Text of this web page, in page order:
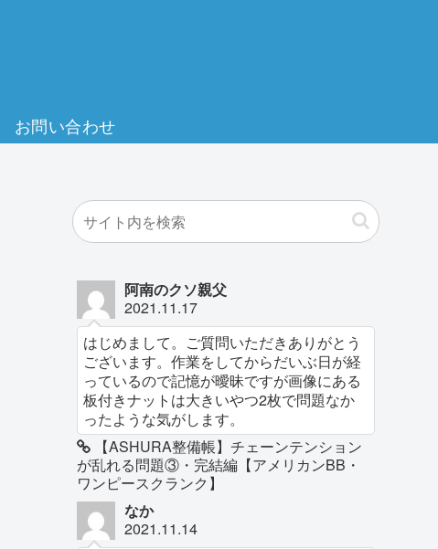
お問い合わせ
阿南のクソ親父
2021.11.17
はじめまして。ご質問いただきありがとう
ございます。作業をしてからだいぶ日が経
っているので記憶が曖昧ですが画像にある
板付きナットは大きいやつ2枚で問題なか
ったような気がします。
【ASHURA整備帳】チェーンテンション
が乱れる問題③・完結編【アメリカンBB・
ワンピースクランク】
なか
2021.11.14